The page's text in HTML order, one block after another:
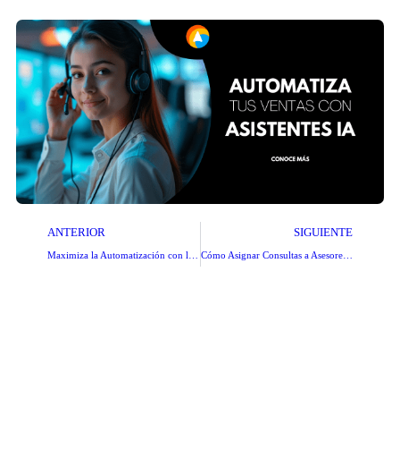
ANTERIOR SIGUIENTE
Cómo Asignar Consultas a Asesores Automáticamente en Clientify